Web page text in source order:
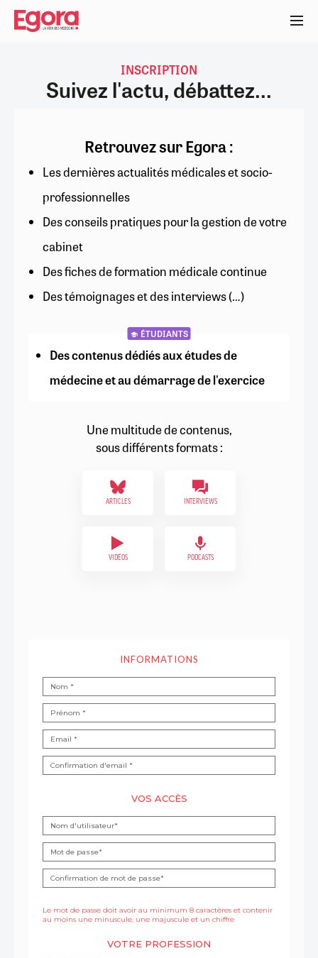
Aller
contenu
INSCRIPTION
Suivez l'actu, débattez...
Retrouvez sur Egora :
Les dernières actualités médicales et socio-
professionnelles
Des conseils pratiques pour la gestion de votre
cabinet
Des fiches de formation médicale continue
Des témoignages et des interviews (…)
ÉTUDIANTS
Des contenus dédiés aux études de
médecine et au démarrage de l'exercice
Une multitude de contenus,
sous différents formats :
ARTICLES INTERVIEWS
VIDÉOS PODCASTS